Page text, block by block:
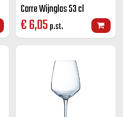
Carre Wijnglas 53 cl
€6,05p.st.